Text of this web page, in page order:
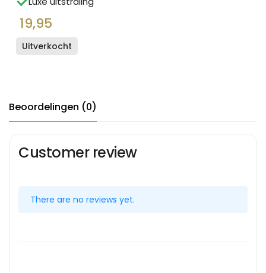
19,95
Uitverkocht
Beoordelingen (0)
Customer review
There are no reviews yet.